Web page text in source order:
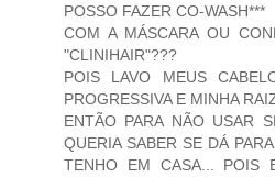
POSSO FAZER CO-WASH***
COM A MÁSCARA OU
"CLINIHAIR"???
POIS LAVO MEUS
PROGRESSIVA E MINHA
ENTÃO PARA NÃO USAR
QUERIA SABER SE DÁ
TENHO EM CASA... POIS